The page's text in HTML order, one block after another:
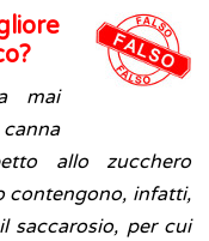
mai
allo zucchero
contengono, infatti,
saccarosio, per cui